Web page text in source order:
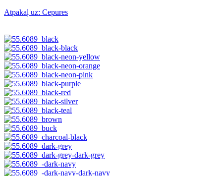
Atpakaļ uz: Cepures